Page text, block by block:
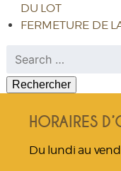
DU LOT
FERMETURE DE
Rechercher :
HORAIRES
Du lundi au